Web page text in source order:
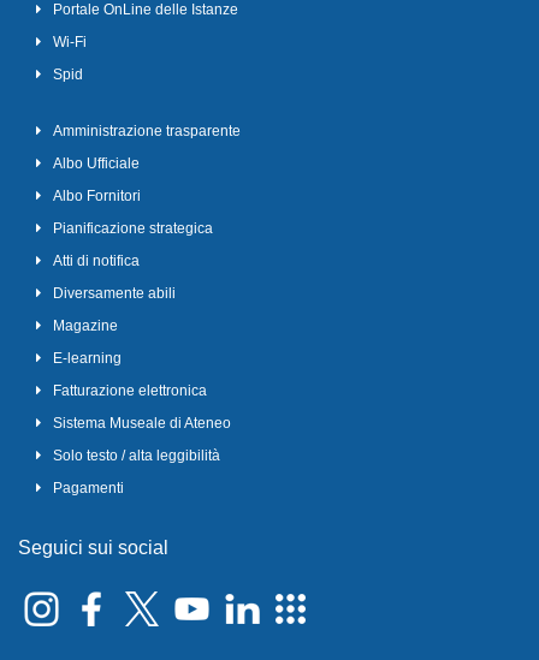
Portale OnLine delle Istanze
Wi-Fi
Spid
Amministrazione trasparente
Albo Ufficiale
Albo Fornitori
Pianificazione strategica
Atti di notifica
Diversamente abili
Magazine
E-learning
Fatturazione elettronica
Sistema Museale di Ateneo
Solo testo / alta leggibilità
Pagamenti
Seguici sui social